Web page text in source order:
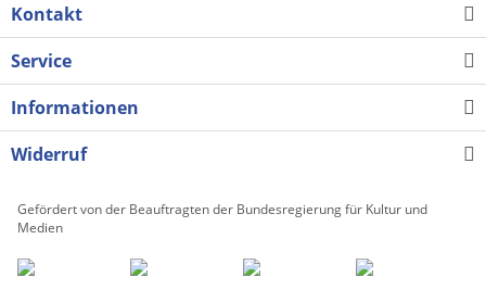
Kontakt
Service
Informationen
Widerruf
Gefördert von der Beauftragten der Bundesregierung für Kultur und
Medien